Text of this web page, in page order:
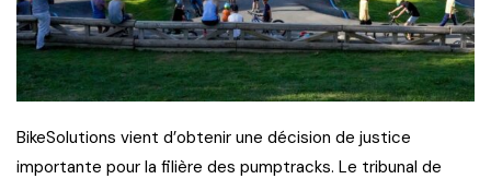
BikeSolutions vient d’obtenir une décision de justice
importante pour la filière des pumptracks. Le tribunal de